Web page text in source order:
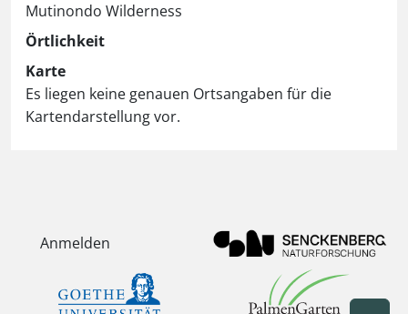
Mutinondo Wilderness
Örtlichkeit
Karte
Es liegen keine genauen Ortsangaben für die
Kartendarstellung vor.
Anmelden